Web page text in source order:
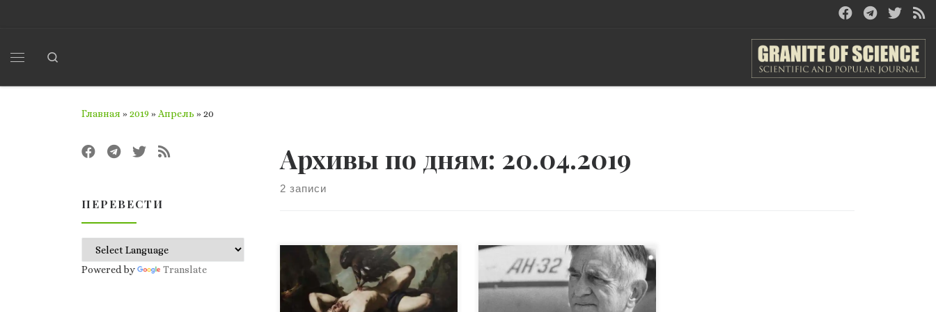
Главная »2019 »Апрель »20
Архивы по дням: 20.04.2019
2 записи
Проблемы современной науки
в Украине Особенно отрадное
чувство, даже переживание,
Двадцатый век подарил этому
миру плеяду уникальных
конструкторов, ученых,
ПЕРЕВЕСТИ
Powered by Translate